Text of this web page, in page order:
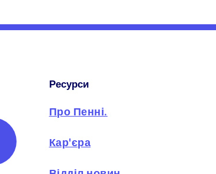
Ресурси
Про Пенні.
Кар'єра